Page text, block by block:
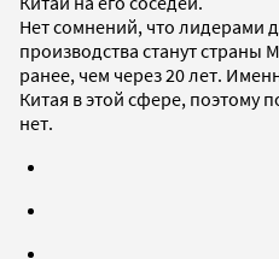
Нет сомнений, что лидерами
производства станут страны
ранее, чем через 20 лет.
Китая в этой сфере, поэтому
нет.